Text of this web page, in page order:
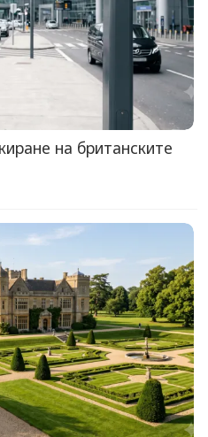
на британските